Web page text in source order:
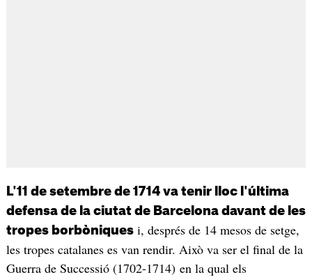
L'11 de setembre de 1714 va tenir lloc l'última
defensa de la ciutat de Barcelona davant de les
tropes borbòniquesi, després de 14 mesos de setge,
les tropes catalanes es van rendir. Això va ser el final de la
Guerra de Successió (1702-1714) en la qual els